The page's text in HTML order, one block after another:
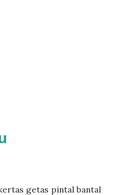
getas pintal bantal